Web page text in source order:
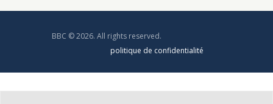
BBC © 2026. All rights reserved.
politique de confidentialité